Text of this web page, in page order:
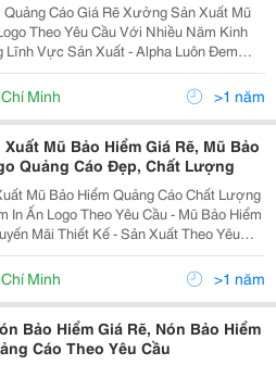
Giá Rẽ Xưởng Sản Xuất Mũ
Yêu Cầu Với Nhiều Năm Kinh
Lĩnh Vực Sản Xuất - Alpha Luôn Đem
Hàng Sự Tin Tưởng &Amp; Hài
Lòng Tuyệt Đối. Bạn Đang Tìm Kiếm 1 Nhà Sản Xuất Mũ
Minh >1 năm
Mũ Bảo Hiểm Giá Rẽ, Mũ Bảo
Quảng Cáo Đẹp, Chất Lượng
Mũ Bảo Hiểm Quảng Cáo Chất Lượng
Logo Theo Yêu Cầu - Mũ Bảo Hiểm
Xuất Theo Yêu
Tem Và Mẫu Mũ Ngay Tại Xưởng Sản Xuất. ...
Minh >1 năm
Bảo Hiểm Giá Rẽ, Nón Bảo Hiểm
Cáo Theo Yêu Cầu